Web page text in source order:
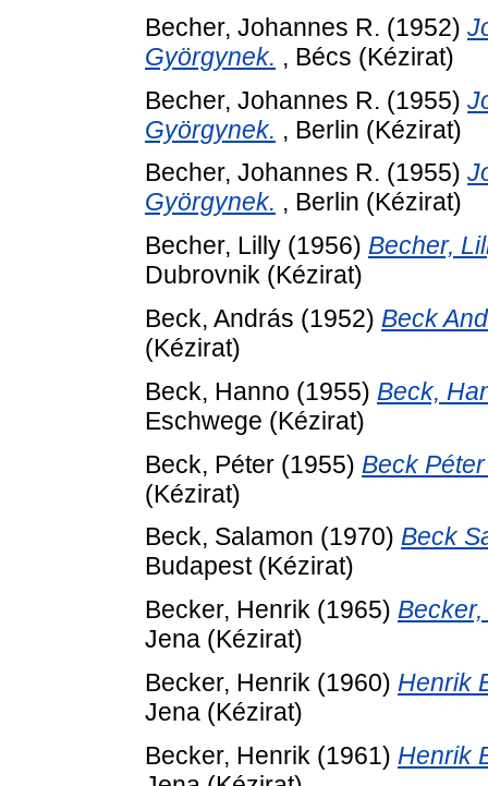
Becher, Johannes R. (1952)
Györgynek. , Bécs (Kézirat)
Becher, Johannes R. (1955)
Györgynek. , Berlin (Kézirat)
Becher, Johannes R. (1955)
Györgynek. , Berlin (Kézirat)
Becher, Lilly (1956) Becher,
Dubrovnik (Kézirat)
Beck, András (1952) Beck
(Kézirat)
Beck, Hanno (1955) Beck,
Eschwege (Kézirat)
Beck, Péter (1955) Beck
(Kézirat)
Beck, Salamon (1970) Beck
Budapest (Kézirat)
Becker, Henrik (1965)
Jena (Kézirat)
Becker, Henrik (1960) Henrik
Jena (Kézirat)
Becker, Henrik (1961) Henrik